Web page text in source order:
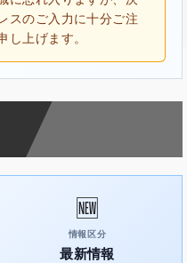
スのご入力に十分ご注
し上げます。
🆕
情報区分
最新情報